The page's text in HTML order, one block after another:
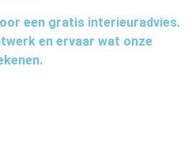
een gratis interieuradvies.
en ervaar wat onze